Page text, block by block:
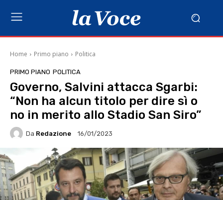
Home Primo piano Politica
PRIMO PIANO POLITICA
Governo, Salvini attacca Sgarbi:
“Non ha alcun titolo per dire sì o
no in merito allo Stadio San Siro”
Da Redazione 16/01/2023